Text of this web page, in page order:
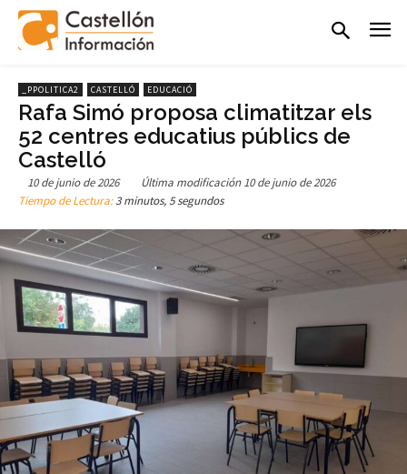
_PPOLITICA2 CASTELLÓ EDUCACIÓ
Rafa Simó proposa climatitzar els
52 centres educatius públics de
Castelló
10 de junio de 2026 Última modificación 10 de junio de 2026
Tiempo de Lectura:3 minutos, 5 segundos